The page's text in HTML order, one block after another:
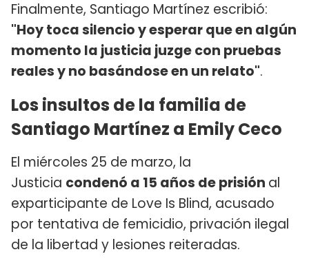
Finalmente, Santiago Martínez escribió:
"Hoy toca silencio y esperar que en algún
momento la justicia juzge con pruebas
reales y no basándose en un relato".
Los insultos de la familia de
Santiago Martínez a Emily Ceco
El miércoles 25 de marzo, la
Justicia condenó a 15 años de prisión al
exparticipante de Love Is Blind, acusado
por tentativa de femicidio, privación ilegal
de la libertad y lesiones reiteradas.